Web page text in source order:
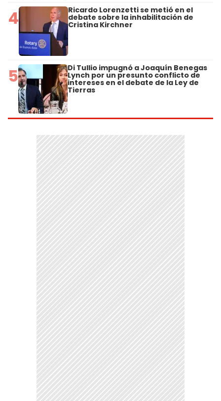
4 Ricardo Lorenzetti se metió en el
debate sobre la inhabilitación de
Cristina Kirchner
5 Di Tullio impugnó a Joaquín Benegas
Lynch por un presunto conflicto de
intereses en el debate de la Ley de
Tierras